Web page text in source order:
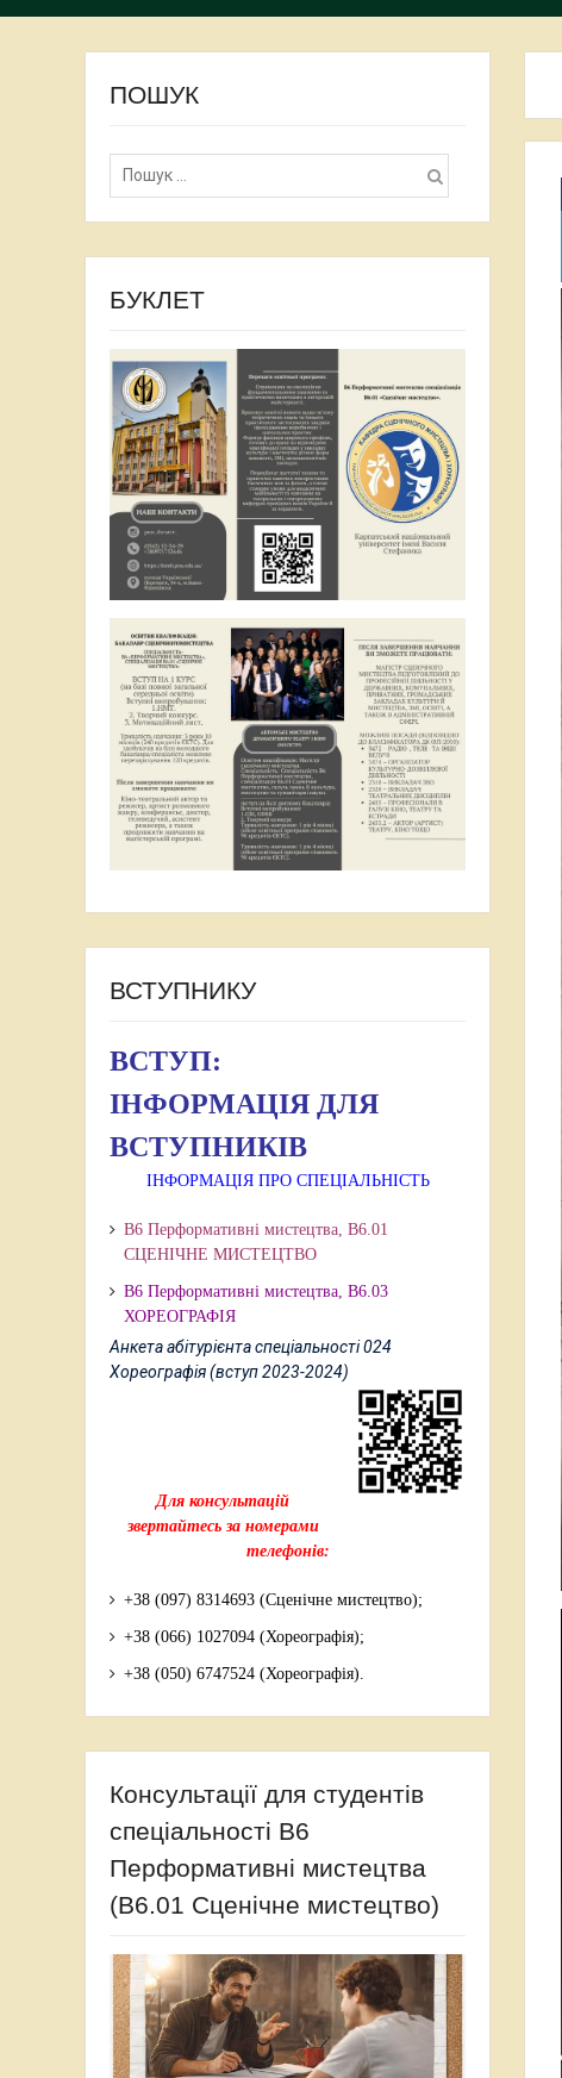
ПОШУК
Пошук:
БУКЛЕТ
ВСТУПНИКУ
ВСТУП:
ІНФОРМАЦІЯ ДЛЯ
ВСТУПНИКІВ
ІНФОРМАЦІЯ ПРО СПЕЦІАЛЬНІСТЬ
В6 Перформативні мистецтва, В6.01
СЦЕНІЧНЕ МИСТЕЦТВО
В6 Перформативні мистецтва, В6.03
ХОРЕОГРАФІЯ
Анкета абітурієнта спеціальності 024
Хореографія (вступ 2023-2024)
Для консультацій
звертайтесь за номерами
телефонів:
+38 (097) 8314693 (Сценічне мистецтво);
+38 (066) 1027094 (Хореографія);
+38 (050) 6747524 (Хореографія).
Консультації для студентів
спеціальності В6
Перформативні мистецтва
(В6.01 Сценічне мистецтво)